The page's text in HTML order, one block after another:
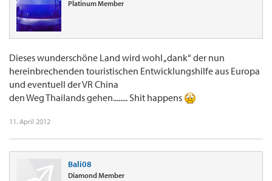
Platinum Member
Dieses wunderschöne Land wird wohl „dank“ der nun
hereinbrechenden touristischen Entwicklungshilfe aus Europa
und eventuell der VR China
den Weg Thailands gehen........ Shit happens
11. April 2012
Bali08
Diamond Member